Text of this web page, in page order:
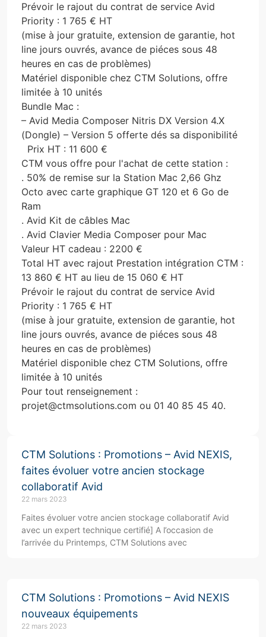
Prévoir le rajout du contrat de service Avid
Priority : 1 765 € HT
(mise à jour gratuite, extension de garantie, hot
line jours ouvrés, avance de piéces sous 48
heures en cas de problèmes)
Matériel disponible chez CTM Solutions, offre
limitée à 10 unités
Bundle Mac :
– Avid Media Composer Nitris DX Version 4.X
(Dongle) – Version 5 offerte dés sa disponibilité
Prix HT : 11 600 €
CTM vous offre pour l'achat de cette station :
. 50% de remise sur la Station Mac 2,66 Ghz
Octo avec carte graphique GT 120 et 6 Go de
Ram
. Avid Kit de câbles Mac
. Avid Clavier Media Composer pour Mac
Valeur HT cadeau : 2200 €
Total HT avec rajout Prestation intégration CTM :
13 860 € HT au lieu de 15 060 € HT
Prévoir le rajout du contrat de service Avid
Priority : 1 765 € HT
(mise à jour gratuite, extension de garantie, hot
line jours ouvrés, avance de piéces sous 48
heures en cas de problèmes)
Matériel disponible chez CTM Solutions, offre
limitée à 10 unités
Pour tout renseignement :
projet@ctmsolutions.com ou 01 40 85 45 40.
CTM Solutions : Promotions – Avid NEXIS,
faites évoluer votre ancien stockage
collaboratif Avid
22 mars 2023
Faites évoluer votre ancien stockage collaboratif Avid
avec un expert technique certifié] A l’occasion de
l’arrivée du Printemps, CTM Solutions avec
CTM Solutions : Promotions – Avid NEXIS
nouveaux équipements
22 mars 2023